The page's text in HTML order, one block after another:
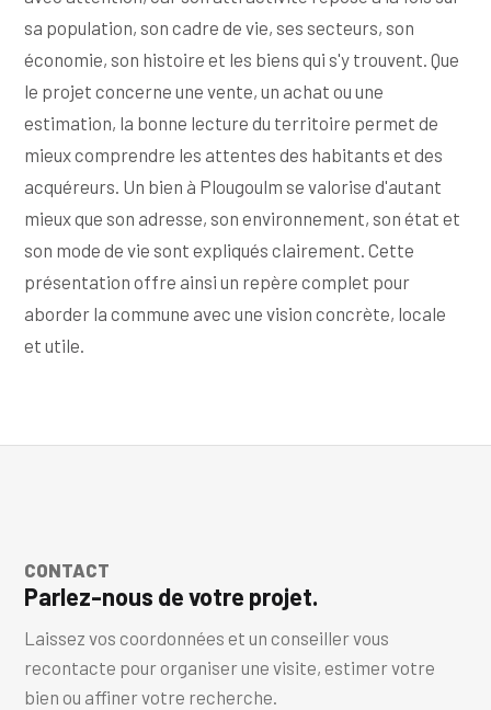
sa population, son cadre de vie, ses secteurs, son
économie, son histoire et les biens qui s'y trouvent. Que
le projet concerne une vente, un achat ou une
estimation, la bonne lecture du territoire permet de
mieux comprendre les attentes des habitants et des
acquéreurs. Un bien à Plougoulm se valorise d'autant
mieux que son adresse, son environnement, son état et
son mode de vie sont expliqués clairement. Cette
présentation offre ainsi un repère complet pour
aborder la commune avec une vision concrète, locale
et utile.
CONTACT
Parlez-nous de votre projet.
Laissez vos coordonnées et un conseiller vous
recontacte pour organiser une visite, estimer votre
bien ou affiner votre recherche.